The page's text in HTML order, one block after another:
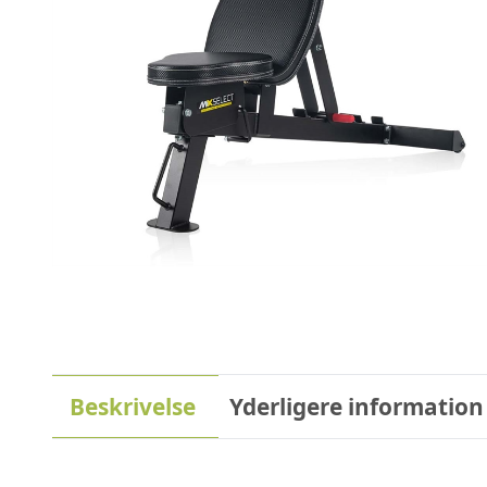
Beskrivelse Yderligere information